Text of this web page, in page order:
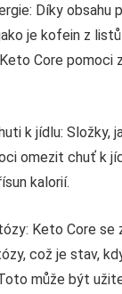
Díky obsahu
je kofein z
Core pomoci
k jídlu: Složky,
omezit chuť k
kalorií.
Keto Core se
což je stav,
může být